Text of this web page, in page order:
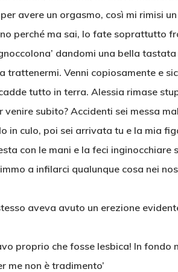
avere un orgasmo, così mi rimisi
perché ma sai, lo fate soprattutto
dandomi una bella
trattenermi. Venni copiosamente e
tutto in terra. Alessia rimase
subito? Accidenti sei messa
in culo, poi sei arrivata tu e la mia
con le mani e la feci inginocchiare
a infilarci qualunque cosa nei
aveva avuto un erezione
proprio che fosse lesbica! In
me non è tradimento’